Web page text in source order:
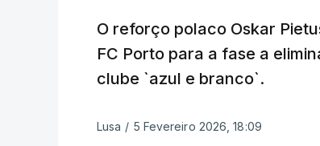
O reforço polaco Oskar
FC Porto para a fase a
clube `azul e branco`.
Lusa / 5 Fevereiro 2026, 18:09